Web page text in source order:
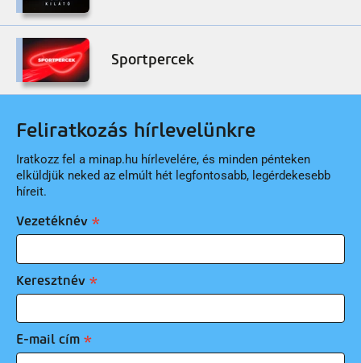
Sportpercek
Feliratkozás hírlevelünkre
Iratkozz fel a minap.hu hírlevelére, és minden pénteken
elküldjük neked az elmúlt hét legfontosabb, legérdekesebb
híreit.
Vezetéknév
Keresztnév
E-mail cím